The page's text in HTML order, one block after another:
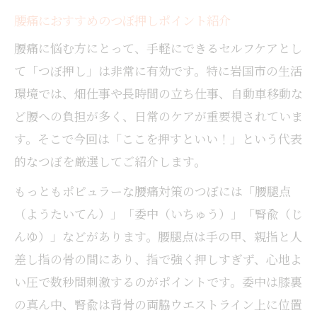
腰痛を防ぐコツはつぼの継続ケアにあり
知って得する腰痛改善のおすすめツボ
腰痛に効くツボの場所と押し方を解説
腰痛が楽になるツボ押しの体験談紹介
腰痛対策のための定番ツボを徹底解説
腰が重い時に効くつぼ押しのコツ解説
腰痛で重だるい方へおすすめのつぼ紹介
腰の重さをやわらげるつぼ押し方法
腰痛が気になる方必見のつぼポイント
腰痛におすすめのつぼ押しポイント紹介
腰痛に悩む方にとって、手軽にできるセルフケアとし
て「つぼ押し」は非常に有効です。特に岩国市の生活
環境では、畑仕事や長時間の立ち仕事、自動車移動な
ど腰への負担が多く、日常のケアが重要視されていま
す。そこで今回は「ここを押すといい！」という代表
的なつぼを厳選してご紹介します。
もっともポピュラーな腰痛対策のつぼには「腰腿点
（ようたいてん）」「委中（いちゅう）」「腎兪（じ
んゆ）」などがあります。腰腿点は手の甲、親指と人
差し指の骨の間にあり、指で強く押しすぎず、心地よ
い圧で数秒間刺激するのがポイントです。委中は膝裏
の真ん中、腎兪は背骨の両脇ウエストライン上に位置